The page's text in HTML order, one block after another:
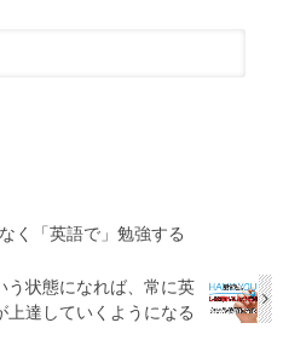
く「英語で」勉強する
う状態になれば、常に英
上達していくようになる